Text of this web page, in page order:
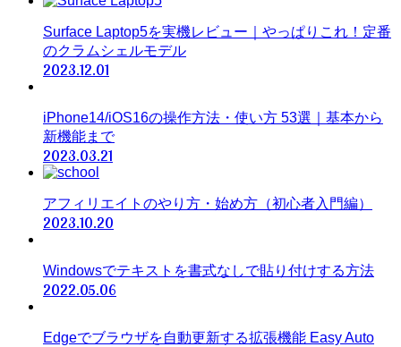
Surface Laptop5を実機レビュー｜やっぱりこれ！定番
のクラムシェルモデル
2023.12.01
iPhone14/iOS16の操作方法・使い方 53選｜基本から
新機能まで
2023.03.21
アフィリエイトのやり方・始め方（初心者入門編）
2023.10.20
Windowsでテキストを書式なしで貼り付けする方法
2022.05.06
Edgeでブラウザを自動更新する拡張機能 Easy Auto